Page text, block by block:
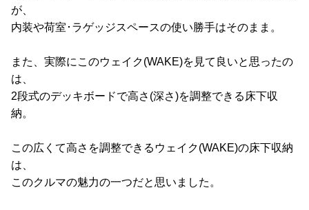
が、
内装や荷室･ラゲッジスペースの使い勝手はそのまま。
また、実際にこのウェイク(WAKE)を見て良いと思ったの
は、
2段式のデッキボードで高さ(深さ)を調整できる床下収
納。
この広くて高さを調整できるウェイク(WAKE)の床下収納
は、
このクルマの魅力の一つだと思いました。